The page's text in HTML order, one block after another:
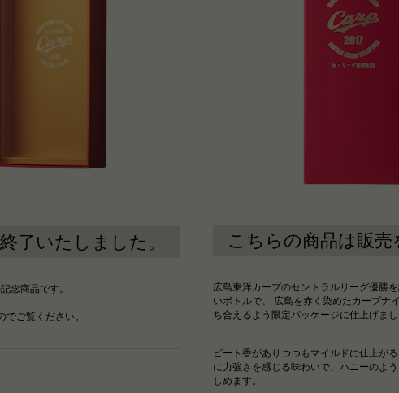
了いたしました。
念商品です。
でご覧ください。
こちらの商品は販売
広島東洋カープのセントラルリーグ優勝
いボトルで、 広島を赤く染めたカープナ
ち合えるよう限定パッケージに仕上げまし
ピート香がありつつもマイルドに仕上が
に力強さを感じる味わいで、ハニーのよ
しめます。